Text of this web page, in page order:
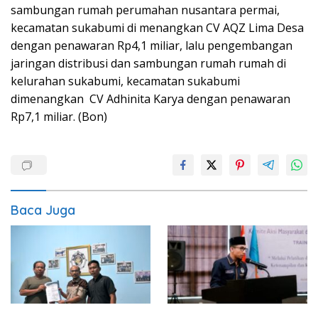
sambungan rumah perumahan nusantara permai,
kecamatan sukabumi di menangkan CV AQZ Lima Desa
dengan penawaran Rp4,1 miliar, lalu pengembangan
jaringan distribusi dan sambungan rumah rumah di
kelurahan sukabumi, kecamatan sukabumi
dimenangkan CV Adhinita Karya dengan penawaran
Rp7,1 miliar. (Bon)
Baca Juga